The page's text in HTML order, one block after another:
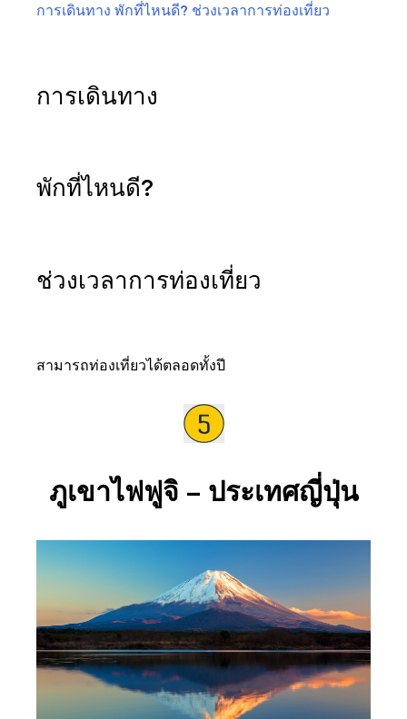
การเดินทาง พักที่ไหนดี? ช่วงเวลาการท่องเที่ยว
การเดินทาง
พักที่ไหนดี?
ช่วงเวลาการท่องเที่ยว
สามารถท่องเที่ยวได้ตลอดทั้งปี
ภูเขาไฟฟูจิ – ประเทศญี่ปุ่น